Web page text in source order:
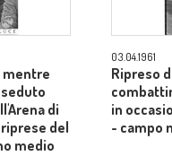
mentre
di
del
medio
03.04.1961
Ripreso
in
- campo